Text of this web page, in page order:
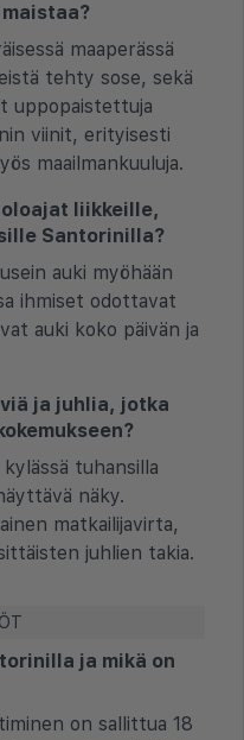
maaperässä
tehty sose, sekä
uppopaistettuja
viinit, erityisesti
maailmankuuluja.
liikkeille,
Santorinilla?
auki myöhään
ihmiset odottavat
auki koko päivän ja
ja juhlia, jotka
tuhansilla
näky.
matkailijavirta,
juhlien takia.
ja mikä on
on sallittua 18